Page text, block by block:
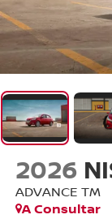
2026
ADVANCE TM
A Consultar